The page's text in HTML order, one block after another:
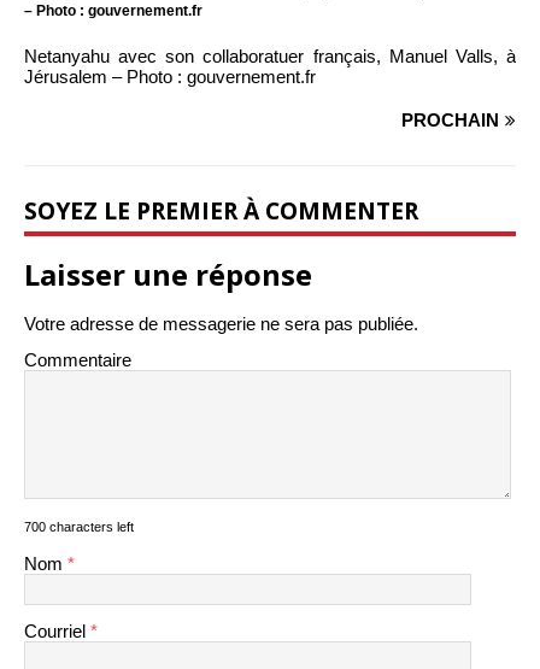
– Photo : gouvernement.fr
Netanyahu avec son collaboratuer français, Manuel Valls, à
Jérusalem – Photo : gouvernement.fr
PROCHAIN
SOYEZ LE PREMIER À COMMENTER
Laisser une réponse
Votre adresse de messagerie ne sera pas publiée.
Commentaire
700 characters left
Nom *
Courriel *